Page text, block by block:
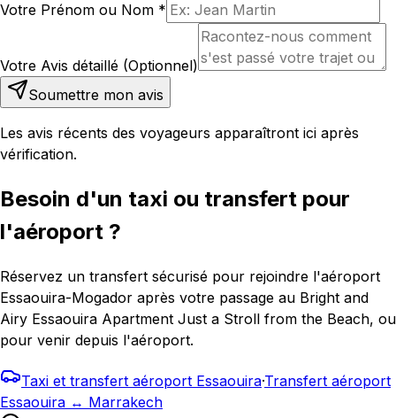
Votre Prénom ou Nom *
Votre Avis détaillé (Optionnel)
Soumettre mon avis
Les avis récents des voyageurs apparaîtront ici après
vérification.
Besoin d'un taxi ou transfert pour
l'aéroport ?
Réservez un transfert sécurisé pour rejoindre l'aéroport
Essaouira-Mogador après votre passage au Bright and
Airy Essaouira Apartment Just a Stroll from the Beach, ou
pour venir depuis l'aéroport.
Taxi et transfert aéroport Essaouira·Transfert aéroport
Essaouira ↔ Marrakech